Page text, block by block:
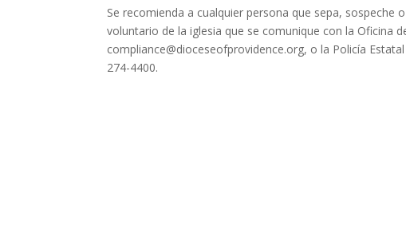
Se recomienda a cualquier persona que sepa,
voluntario de la iglesia que se comunique con la Oficina
compliance@dioceseofprovidence.org, o la Policía Estatal
274-4400.